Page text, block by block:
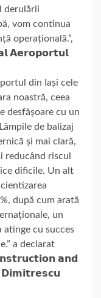
derulării
vom continua
operațională.”,
𝗔𝗲𝗿𝗼𝗽𝗼𝗿𝘁𝘂𝗹
din Iași cele
noastră, ceea
desfășoare cu un
de balizaj
și mai clară,
riscul
dificile. Un alt
după cum arată
un
cu succes
a declarat
𝗮𝗻𝗱